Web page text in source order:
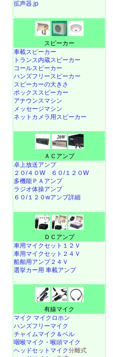
拡声器.jp
スピーカー
車載スピーカー
トランス内蔵スピーカー
コールスピーカー
ハンズフリースピーカー
スピーカーの大きさ
ボックススピーカー
アナウンスマシン
メッセージマシン
ネットカメラ用スピーカー
ＡＣアンプ
卓上放送アンプ
２０/４０W
６０/１２０W
多機能ＰＡアンプ
ラジオ体操アンプ
６０/１２０wアンプ詳細
ＤＣアンプ
車用マイクセット１２Ｖ
車用マイクセット２４Ｖ
船舶用アンプ２４Ｖ
選挙カー用 車載アンプ
有線マイク
マイク マイクロホン
ハンズフリーマイク
チャイムマイク＆ベル
咽喉マイク・喉頭マイク
ヘッドセットマイク分離式